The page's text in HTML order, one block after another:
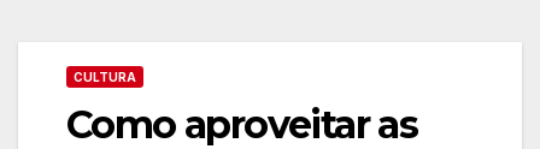
CULTURA
Como aproveitar as